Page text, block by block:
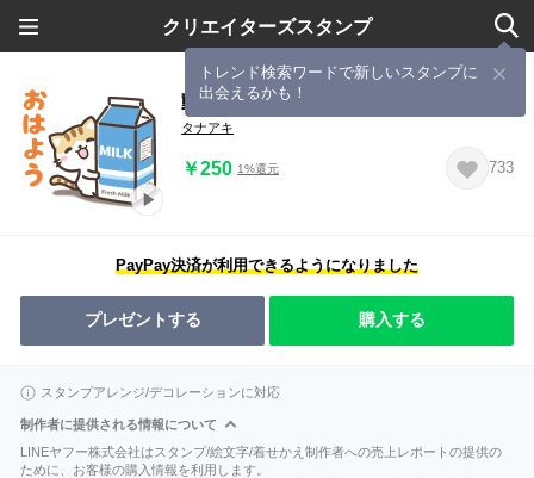
クリエイターズスタンプ
トレンド検索ワードで新しいスタンプに
出会えるかも！
動く！クロときどきミケ【日常】
タナアキ
￥250 1%還元 733
PayPay決済が利用できるようになりました
プレゼントする 購入する
スタンプアレンジ/デコレーションに対応
制作者に提供される情報について
LINEヤフー株式会社はスタンプ/絵文字/着せかえ制作者への売上レポートの提供の
ために、お客様の購入情報を利用します。